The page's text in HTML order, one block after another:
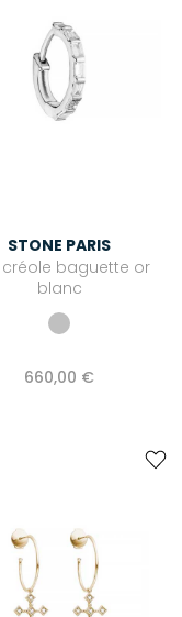
STONE PARIS
créole baguette or
blanc
660,00 €